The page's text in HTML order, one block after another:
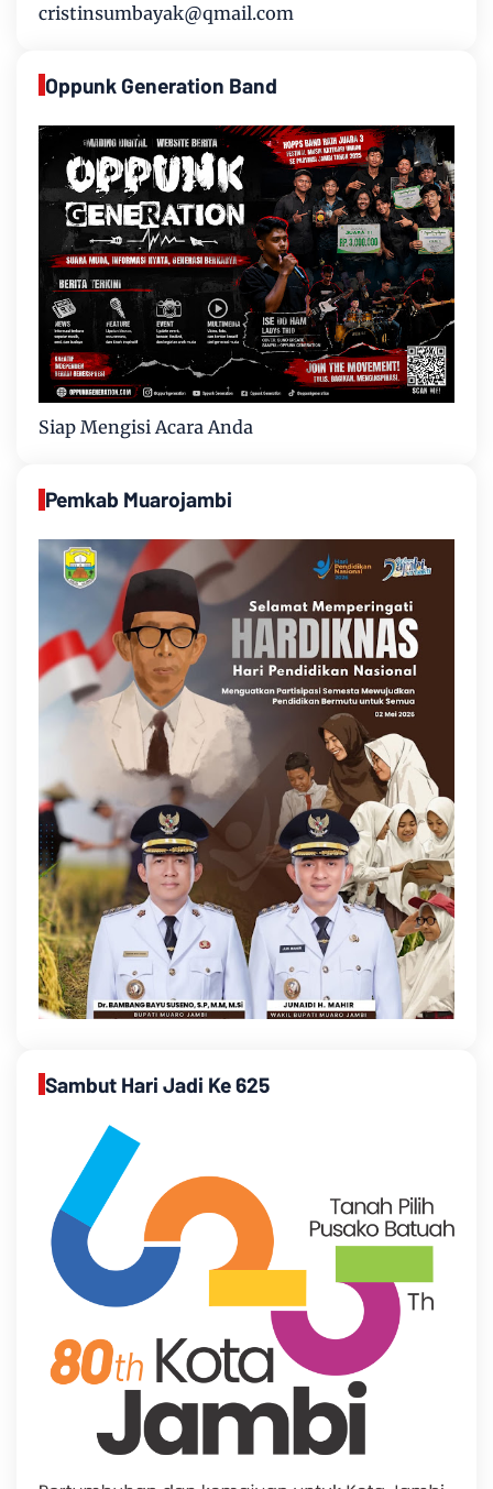
cristinsumbayak@qmail.com
Oppunk Generation Band
Siap Mengisi Acara Anda
Pemkab Muarojambi
Sambut Hari Jadi Ke 625